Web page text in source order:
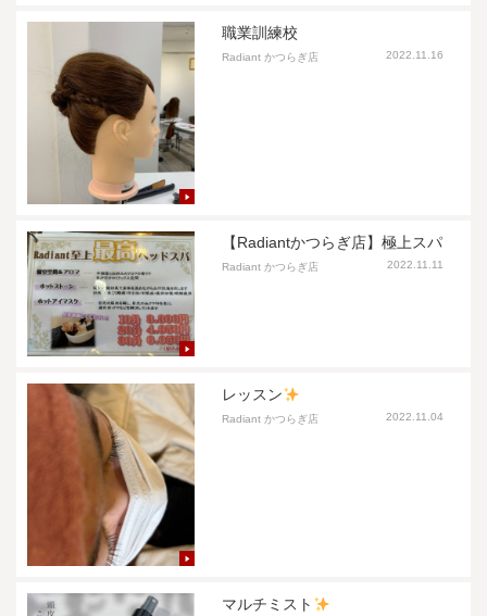
職業訓練校
Radiant かつらぎ店 2022.11.16
【Radiantかつらぎ店】極上スパ
Radiant かつらぎ店 2022.11.11
レッスン
Radiant かつらぎ店 2022.11.04
マルチミスト